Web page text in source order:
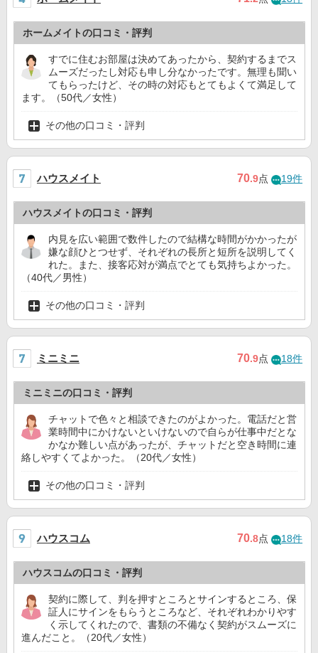
ホームメイトの口コミ・評判
すでに住むお部屋は決めてあったから、契約するまでス
ムーズだったし対応も申し分なかったです。無理も聞い
てもらったけど、その時の対応もとてもよくて満足して
ます。（50代／女性）
その他の口コミ・評判
ハウスメイト 70.9点 19件
ハウスメイトの口コミ・評判
内見を広い範囲で数件したので結構な時間がかかったが
嫌な顔ひとつせず、それぞれの長所と短所を説明してく
れた。また、接客応対が満点でとても気持ちよかった。
（40代／男性）
その他の口コミ・評判
ミニミニ 70.9点 18件
ミニミニの口コミ・評判
チャットで色々と相談できたのがよかった。電話だと営
業時間中にかけないといけないので自らが仕事中だとな
かなか難しい点があったが、チャットだと空き時間に連
絡しやすくてよかった。（20代／女性）
その他の口コミ・評判
ハウスコム 70.8点 18件
ハウスコムの口コミ・評判
契約に際して、判を押すところとサインするところ、保
証人にサインをもらうところなど、それぞれわかりやす
く示してくれたので、書類の不備なく契約がスムーズに
進んだこと。（20代／女性）